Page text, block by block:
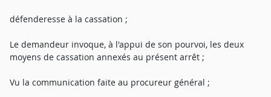
défenderesse à la cassation ;
Le demandeur invoque, à l'appui de son pourvoi, les deux
moyens de cassation annexés au présent arrêt ;
Vu la communication faite au procureur général ;